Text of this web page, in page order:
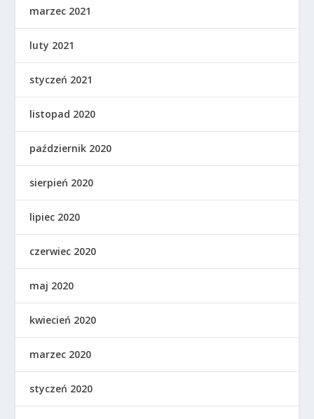
marzec 2021
luty 2021
styczeń 2021
listopad 2020
październik 2020
sierpień 2020
lipiec 2020
czerwiec 2020
maj 2020
kwiecień 2020
marzec 2020
styczeń 2020